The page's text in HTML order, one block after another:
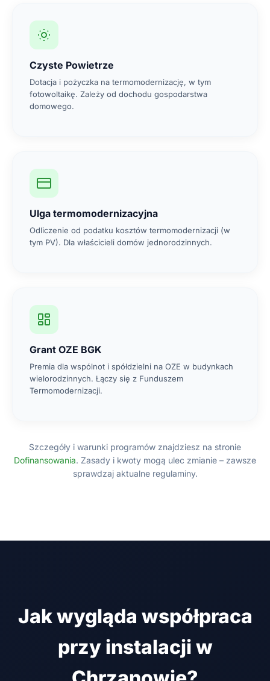
Czyste Powietrze
Dotacja i pożyczka na termomodernizację, w tym
fotowoltaikę. Zależy od dochodu gospodarstwa
domowego.
Ulga termomodernizacyjna
Odliczenie od podatku kosztów termomodernizacji (w
tym PV). Dla właścicieli domów jednorodzinnych.
Grant OZE BGK
Premia dla wspólnot i spółdzielni na OZE w budynkach
wielorodzinnych. Łączy się z Funduszem
Termomodernizacji.
Szczegóły i warunki programów znajdziesz na stronie
Dofinansowania. Zasady i kwoty mogą ulec zmianie – zawsze
sprawdzaj aktualne regulaminy.
Jak wygląda współpraca
przy instalacji w